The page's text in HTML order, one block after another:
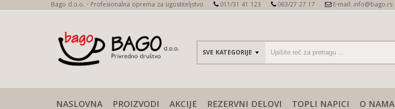
Bago d.o.o. - Profesionalna oprema za ugostiteljstvo 011/31 41 123 063/27 27 17 E-mail: info@bago.rs
NASLOVNA PROIZVODI AKCIJE REZERVNI DELOVI TOPLI NAPICI O NAMA